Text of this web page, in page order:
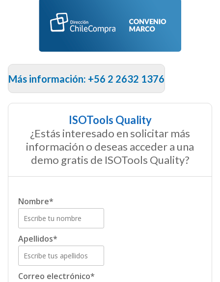
Más información: +56 2 2632 1376
ISOTools Quality
¿Estás interesado en solicitar más
información o deseas acceder a una
demo gratis de ISOTools Quality?
Nombre*
Apellidos*
Correo electrónico*